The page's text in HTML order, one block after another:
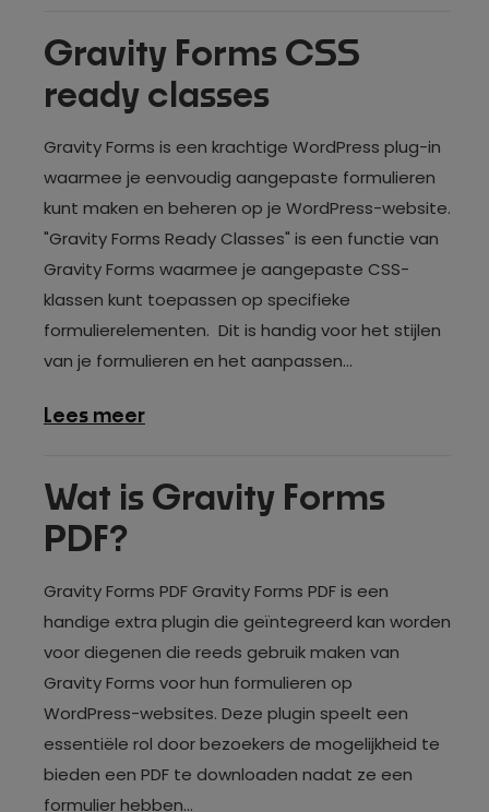
Gravity
Forms?
Gravity Forms CSS
ready classes
Gravity Forms is een krachtige WordPress plug-in
waarmee je eenvoudig aangepaste formulieren
kunt maken en beheren op je WordPress-website.
"Gravity Forms Ready Classes" is een functie van
Gravity Forms waarmee je aangepaste CSS-
klassen kunt toepassen op specifieke
formulierelementen. Dit is handig voor het stijlen
van je formulieren en het aanpassen...
Lees meerover
CSS
Wat is Gravity Forms
PDF?
Gravity Forms PDF Gravity Forms PDF is een
handige extra plugin die geïntegreerd kan worden
voor diegenen die reeds gebruik maken van
Gravity Forms voor hun formulieren op
WordPress-websites. Deze plugin speelt een
essentiële rol door bezoekers de mogelijkheid te
bieden een PDF te downloaden nadat ze een
formulier hebben...